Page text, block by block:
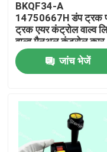
उत्पाद
BKQF34-A
14750667H डंप ट्रक
ट्रक एयर कंट्रोल वाल्व
वाल्व मैनुअल कंट्रोल कार
वाल्व
जांच भेजें